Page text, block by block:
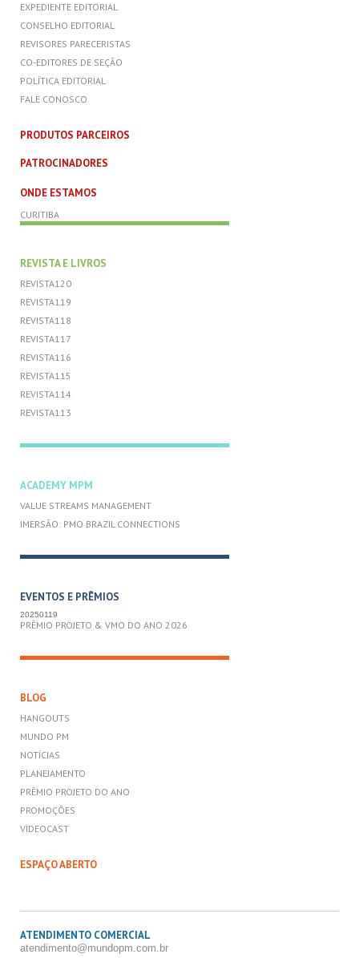
EXPEDIENTE EDITORIAL
CONSELHO EDITORIAL
REVISORES PARECERISTAS
CO-EDITORES DE SEÇÃO
POLÍTICA EDITORIAL
FALE CONOSCO
PRODUTOS PARCEIROS
PATROCINADORES
ONDE ESTAMOS
CURITIBA
REVISTA E LIVROS
REVISTA120
REVISTA119
REVISTA118
REVISTA117
REVISTA116
REVISTA115
REVISTA114
REVISTA113
ACADEMY MPM
VALUE STREAMS MANAGEMENT
IMERSÃO: PMO BRAZIL CONNECTIONS
EVENTOS E PRÊMIOS
20250119
PRÊMIO PROJETO & VMO DO ANO 2026
BLOG
HANGOUTS
MUNDO PM
NOTÍCIAS
PLANEJAMENTO
PRÊMIO PROJETO DO ANO
PROMOÇÕES
VIDEOCAST
ESPAÇO ABERTO
ATENDIMENTO COMERCIAL
atendimento@mundopm.com.br